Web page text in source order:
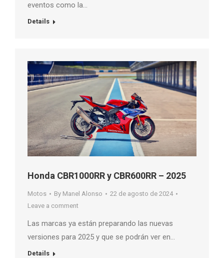
eventos como la…
Details
Honda CBR1000RR y CBR600RR – 2025
Motos By Manel Alonso
22 de agosto de 2024
Leave a comment
Las marcas ya están preparando las nuevas
versiones para 2025 y que se podrán ver en…
Details